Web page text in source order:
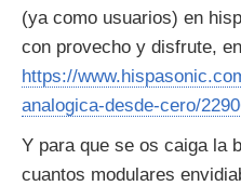
(ya como usuarios) en
con provecho y disfrute,
https://
analogica-desde-cero/
Y para que se os caiga la
cuantos modulares